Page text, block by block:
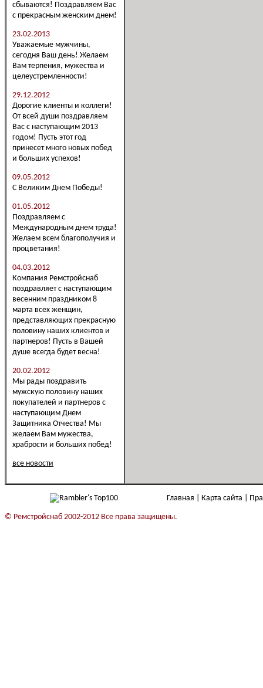
сбываются! Поздравляем Вас
с прекрасным женским днем!
23.02.2013
Уважаемые мужчины,
сегодня Ваш день! Желаем
Вам терпения, мужества и
целеустремленности!
29.12.2012
Дорогие клиенты и коллеги!
От всей души поздравляем
Вас с наступающим 2013
годом! Пусть этот год
принесет много новых побед
и больших успехов!
09.05.2012
С Великим Днем Победы!
01.05.2012
Поздравляем с
Международным днем труда!
Желаем всем благополучия и
процветания!
04.03.2012
Компания Ремстройснаб
поздравляет с наступающим
весенним праздником 8
марта всех женщин,
представляющих прекрасную
половину наших клиентов и
партнеров! Пусть в Вашей
душе всегда будет весна!
20.02.2012
Мы рады поздравить
мужскую половину наших
покупателей и партнеров с
наступающим Днем
Защитника Отчества! Мы
желаем Вам мужества,
храбрости и больших побед!
все новости
Главная Карта сайта
© Ремстройснаб 2002-2012 Все права защищены.